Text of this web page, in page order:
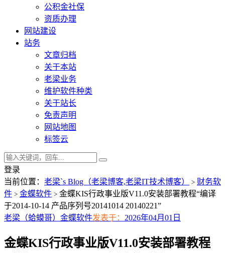
公积金社保
资质办理
网站建设
站务
文章归档
关于本站
老梁业务
维护软件种类
关于站长
免责声明
网站地图
标签云
登录
当前位置： 老梁`s Blog（老梁博客,老梁IT技术博客） > 财务软
件 > 金蝶软件 > 金蝶KIS行政事业版V11.0安装部署教程“编译
于2014-10-14 产品序列号20141014 20140221”
老梁（蛤蟆哥） 金蝶软件发表于： 2026年04月01日
金蝶KIS行政事业版V11.0安装部署教程